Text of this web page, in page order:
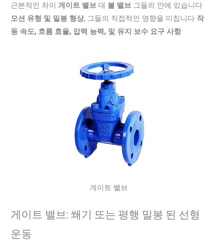
근본적인 차이게이트 밸브 대 볼 밸브 그들의 안에 있습니다
모션 유형 및 밀봉 형상, 그들의 직접적인 영향을 미칩니다 작
동 속도, 흐름 효율, 압력 능력, 및 유지 보수 요구 사항.
게이트 밸브
게이트 밸브: 쐐기 또는 평행 밀봉 된 선형
운동